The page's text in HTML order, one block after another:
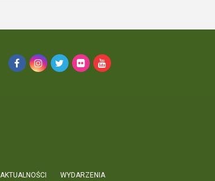
AKTUALNOŚCI WYDARZENIA